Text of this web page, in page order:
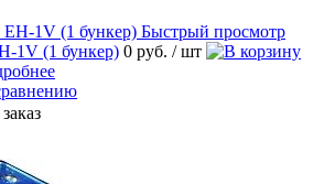
Быстрый просмотр
1V (1 бункер) 0 руб. / шт